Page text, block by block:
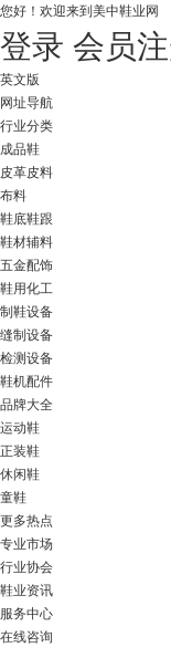
您好！ 欢迎来到美中鞋业网
登录 会员
英文版
网址导航
行业分类
成品鞋
皮革皮料
布料
鞋底鞋跟
鞋材辅料
五金配饰
鞋用化工
制鞋设备
缝制设备
检测设备
鞋机配件
品牌大全
运动鞋
正装鞋
休闲鞋
童鞋
更多热点
专业市场
行业协会
鞋业资讯
服务中心
在线咨询